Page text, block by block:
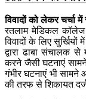
विवादों को लेकर चर्चा
रतलाम मेडिकल कॉलेज
विवादों के लिए
द्वारा ढाबा संचालक
करने जैसी घटनाएं
गंभीर घटनाएं भी सामने
की तरफ से शिकायत